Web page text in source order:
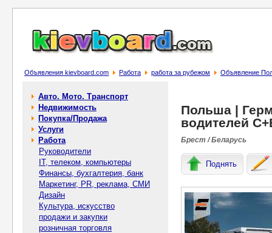
Объявления kievboard.com Работа работа за рубежом Объявление
Авто. Мото. Транспорт
Недвижимость
Покупка/Продажа
Услуги
Работа
Руководители
IT, телеком, компьютеры
Финансы, бухгалтерия, банк
Маркетинг, PR, реклама, СМИ
Дизайн
Культура, искусство
продажи и закупки
розничная торговля
Польша |
водителей
Брест / Беларусь
Поднять